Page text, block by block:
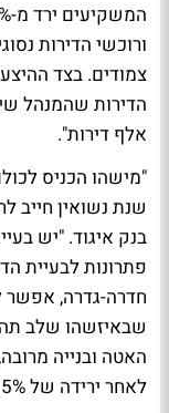
ורוכשי הדירות
אלף דירות".
"מישהו הכניס
שנת נשואין חייב
בנק איגוד. "יש
פתרונות לבעיית
חדרה-גדרה, אפשר
שבאיזשהו שלב
האטה ובנייה
לאחר ירידה של 15%, מצב של בועה נחשב לירידה של 50".